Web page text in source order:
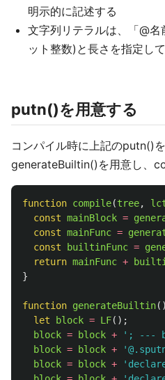
明示的に記述する
文字列リテラルは、「@
ット整数)と長さを指定し
putn()を用意する
コンパイル時に上記のputn()
generateBuiltin()を用意し、
function compile(tree,
const mainBlock =
const mainFunc =
const
builtinFunc =
return mainFunc +
}
function generateBuiltin()
let
block = LF();
block = block + ' ; ---
block = block + '
block = block + '